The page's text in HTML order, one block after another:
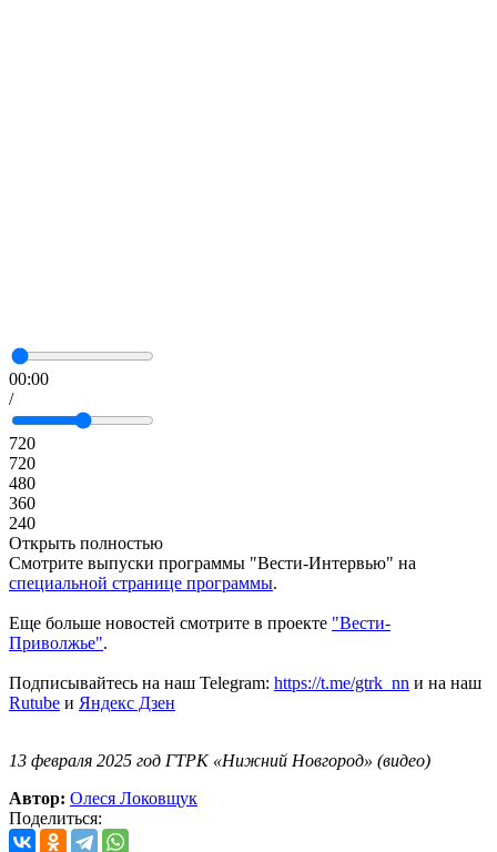
00:00
/
720
720
480
360
240
Открыть полностью
Смотрите выпуски программы "Вести-Интервью" на
специальной странице программы.
Еще больше новостей смотрите в проекте "Вести-
Приволжье".
Подписывайтесь на наш Telegram: https://t.me/gtrk_nn и на наш
Rutube и Яндекс Дзен
13 февраля 2025 год ГТРК «Нижний Новгород» (видео)
Автор: Олеся Локовщук
Поделиться: